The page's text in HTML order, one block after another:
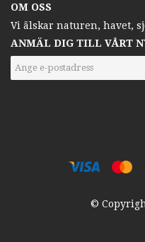
OM OSS
Vi älskar naturen, havet,
ANMÄL DIG TILL VÅRT
©